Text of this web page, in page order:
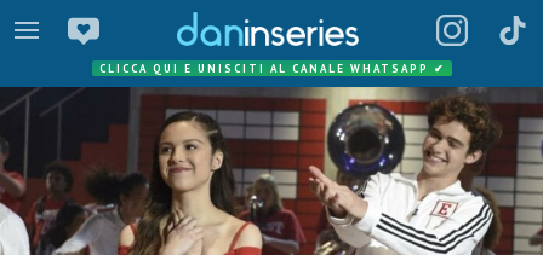
CLICCA QUI E UNISCITI AL CANALE WHATSAPP ✔